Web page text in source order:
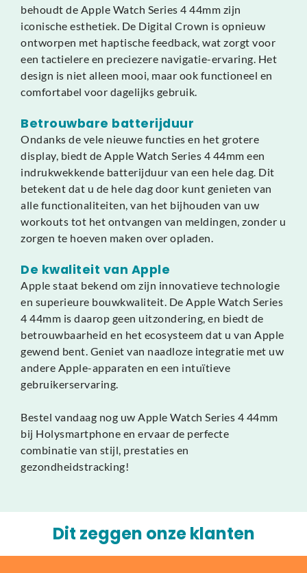
behoudt de Apple Watch Series 4 44mm zijn
iconische esthetiek. De Digital Crown is opnieuw
ontworpen met haptische feedback, wat zorgt voor
een tactielere en preciezere navigatie-ervaring. Het
design is niet alleen mooi, maar ook functioneel en
comfortabel voor dagelijks gebruik.
Betrouwbare batterijduur
Ondanks de vele nieuwe functies en het grotere
display, biedt de Apple Watch Series 4 44mm een
indrukwekkende batterijduur van een hele dag. Dit
betekent dat u de hele dag door kunt genieten van
alle functionaliteiten, van het bijhouden van uw
workouts tot het ontvangen van meldingen, zonder u
zorgen te hoeven maken over opladen.
De kwaliteit van Apple
Apple staat bekend om zijn innovatieve technologie
en superieure bouwkwaliteit. De Apple Watch Series
4 44mm is daarop geen uitzondering, en biedt de
betrouwbaarheid en het ecosysteem dat u van Apple
gewend bent. Geniet van naadloze integratie met uw
andere Apple-apparaten en een intuïtieve
gebruikerservaring.
Bestel vandaag nog uw Apple Watch Series 4 44mm
bij Holysmartphone en ervaar de perfecte
combinatie van stijl, prestaties en
gezondheidstracking!
Dit zeggen onze klanten